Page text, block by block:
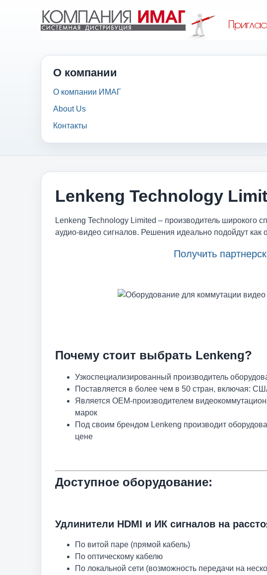
О компании
О компании ИМАГ
About Us
Контакты
Lenkeng Technology
Lenkeng Technology Limited – производитель широкого
аудио-видео сигналов. Решения идеально подойдут
Получить
Почему стоит выбрать Lenkeng?
Узкоспециализированный производитель
Поставляется в более чем в 50 стран, включая:
Является OEM-производителем
марок
Под своим брендом Lenkeng производит
цене
Доступное оборудование:
Удлинители HDMI и ИК сигналов на
По витой паре (прямой кабель)
По оптическому кабелю
По локальной сети (возможность передачи на